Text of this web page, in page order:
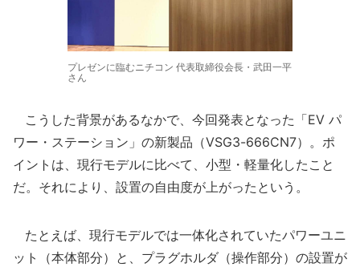
プレゼンに臨むニチコン 代表取締役会長・武田一平
さん
こうした背景があるなかで、今回発表となった「EV パ
ワー・ステーション」の新製品（VSG3-666CN7）。ポ
イントは、現行モデルに比べて、小型・軽量化したこと
だ。それにより、設置の自由度が上がったという。
たとえば、現行モデルでは一体化されていたパワーユニ
ット（本体部分）と、プラグホルダ（操作部分）の設置が